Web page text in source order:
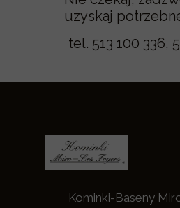
uzyskaj
tel. 513 100 336,
Kominki-Baseny